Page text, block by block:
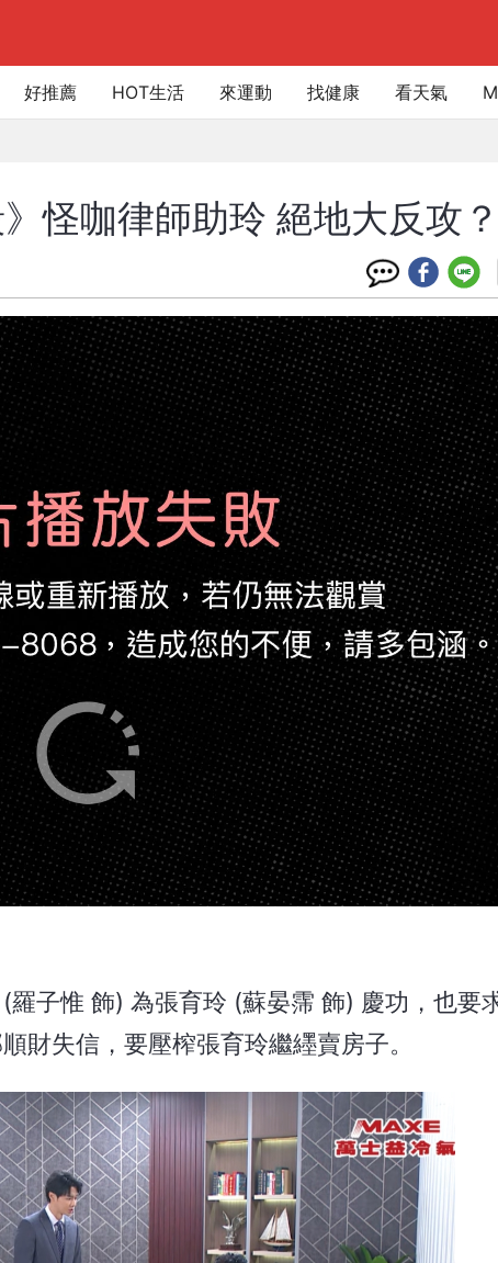
好推薦 HOT生活 來運動 找健康 看天氣
怪咖律師助玲 絕地大反攻
子惟 飾) 為張育玲 (蘇晏霈 飾) 慶功，也要
財失信，要壓榨張育玲繼纆賣房子。